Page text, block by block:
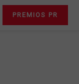
PREMIOS PR